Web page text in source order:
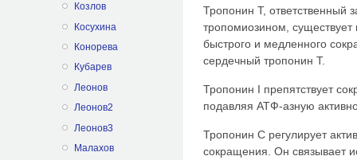
Козлов
Косухина
Конорева
Кубарев
Леонов
Леонов2
Леонов3
Малахов
Тропонин Т, ответственный
тропомиозином,
быстрого и медленного
сердечный тропонин Т.
Тропонин I препятствует
подавляя АТФ-азную
Тропонин С регулирует
сокращения. Он связывает